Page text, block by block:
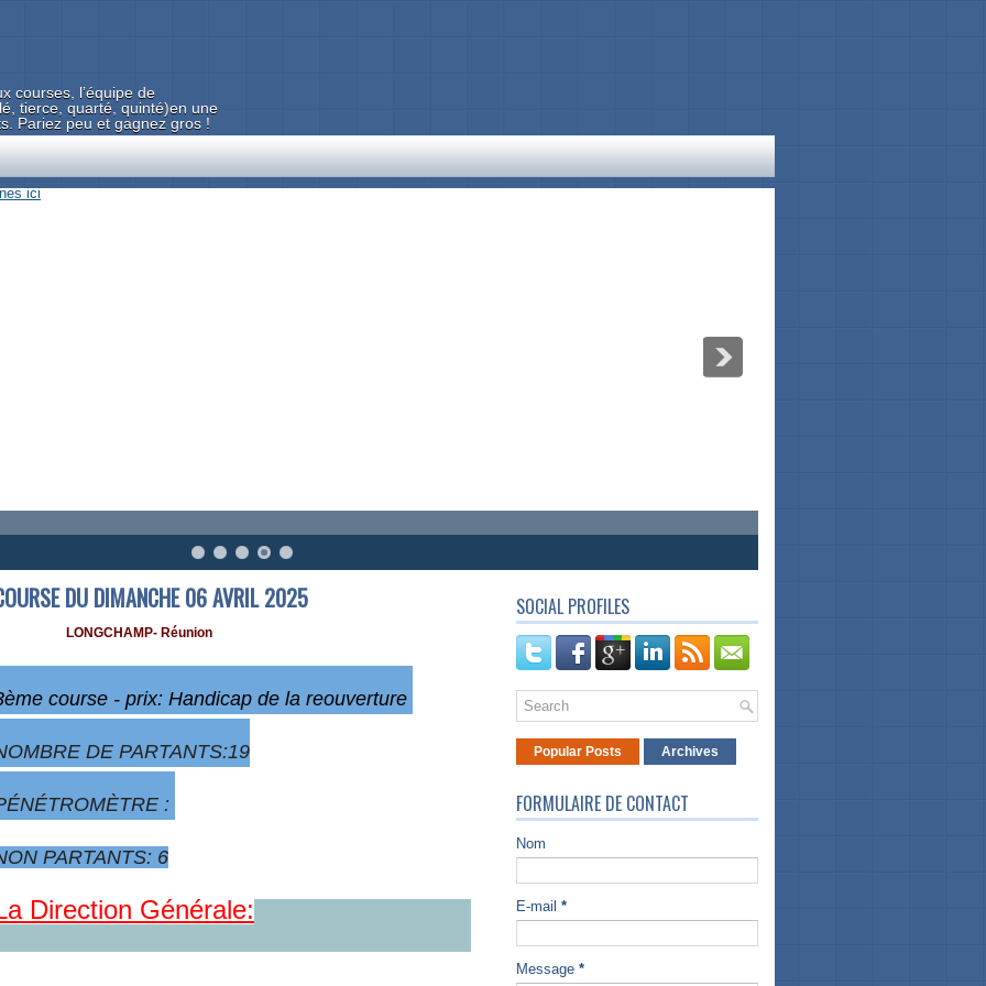
courses, l’équipe de
tierce, quarté, quinté)en une
Pariez peu et gagnez gros !
ici
DU DIMANCHE 06 AVRIL 2025
LONGCHAMP- Réunion
course - prix: Handicap de la reouverture
DE PARTANTS:19
:
PARTANTS: 6
Direction Générale:
SOCIAL PROFILES
Popular Posts Archives
FORMULAIRE DE CONTACT
Nom
E-mail *
Message *